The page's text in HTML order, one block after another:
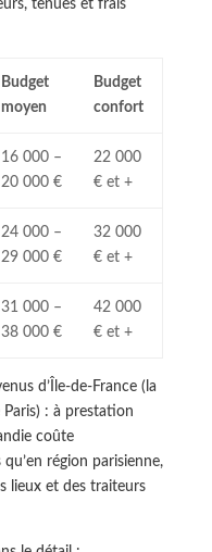
tenues et frais
Budget
moyen
Budget
confort
16 000 –
20 000 €
22 000
€ et +
24 000 –
29 000 €
32 000
€ et +
31 000 –
38 000 €
42 000
€ et +
d’Île-de-France (la
Paris) : à prestation
coûte
région parisienne,
lieux et des traiteurs